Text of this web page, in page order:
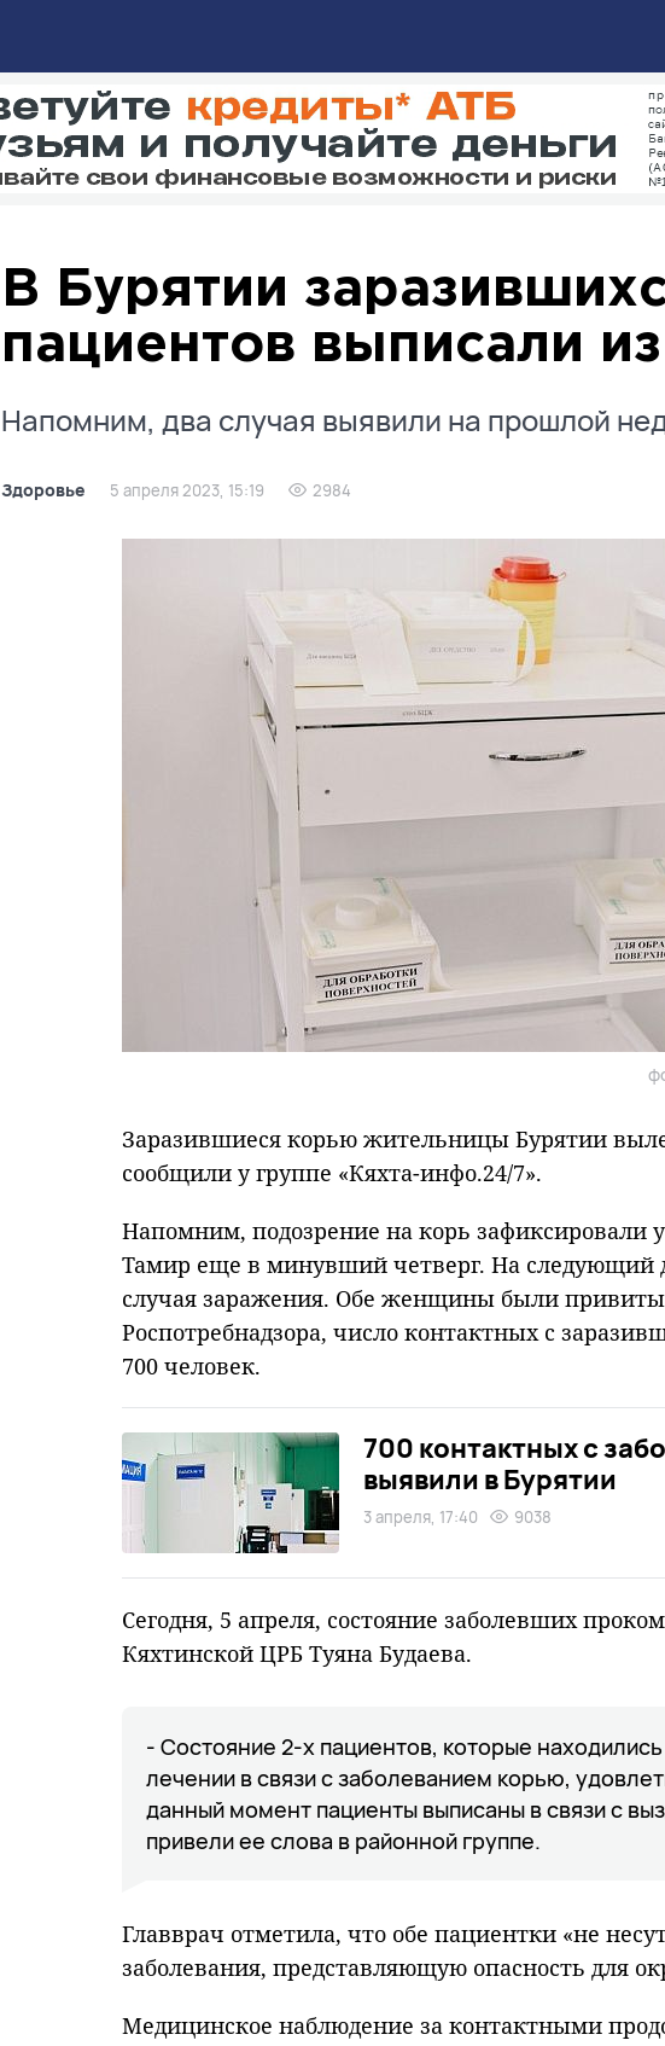
В Бурятии
пациентов выписали
Напомним, два случая выявили на прошлой
Здоровье 5 апреля 2023, 15:19 2984
Заразившиеся корью жительницы Бурятии
сообщили у группе «Кяхта-инфо.24/7».
Напомним, подозрение на корь зафиксировали
Тамир еще в минувший четверг. На следующий
случая заражения. Обе женщины были
Роспотребнадзора, число контактных с
700 человек.
700 контактных с
выявили в Бурятии
3 апреля, 17:40 9038
Сегодня, 5 апреля, состояние заболевших
Кяхтинской ЦРБ Туяна Будаева.
- Состояние 2-х пациентов, которые
лечении в связи с заболеванием корью,
данный момент пациенты выписаны в связи с
привели ее слова в районной группе.
Главврач отметила, что обе пациентки «не
заболевания, представляющую опасность для
Медицинское наблюдение за контактными